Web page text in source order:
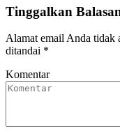
Tinggalkan
Alamat email Anda tidak
ditandai *
Komentar